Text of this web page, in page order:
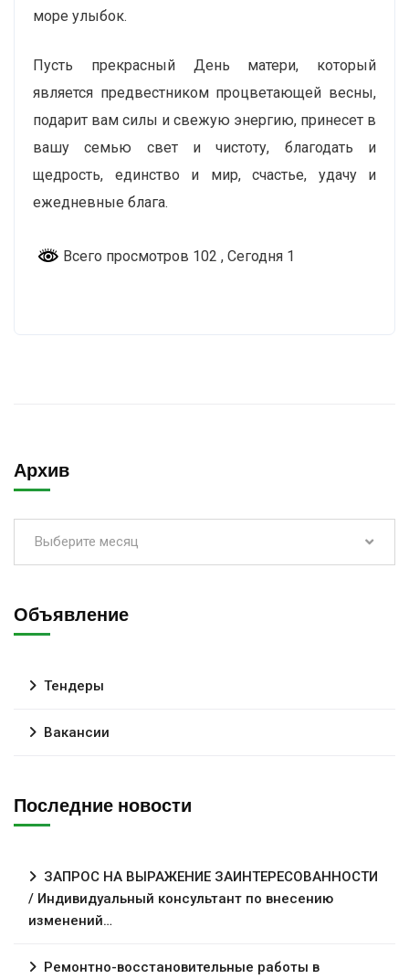
море улыбок.
Пусть прекрасный День матери, который
является предвестником процветающей весны,
подарит вам силы и свежую энергию, принесет в
вашу семью свет и чистоту, благодать и
щедрость, единство и мир, счастье, удачу и
ежедневные блага.
Всего просмотров 102 , Сегодня 1
Архив
Выберите месяц
Объявление
Тендеры
Вакансии
Последние новости
ЗАПРОС НА ВЫРАЖЕНИЕ ЗАИНТЕРЕСОВАННОСТИ
/ Индивидуальный консультант по внесению
изменений…
Ремонтно-восстановительные работы в